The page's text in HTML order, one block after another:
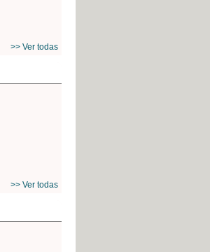
>> Ver todas
>> Ver todas